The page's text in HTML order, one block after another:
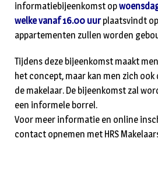
informatiebijeenkomst op
welke vanaf 16.00 uur plaatsvindt
appartementen zullen worden
Tijdens deze bijeenkomst maakt
het concept, maar kan men zich
de makelaar. De bijeenkomst zal
een informele borrel.
Voor meer informatie en online
contact opnemen met HRS